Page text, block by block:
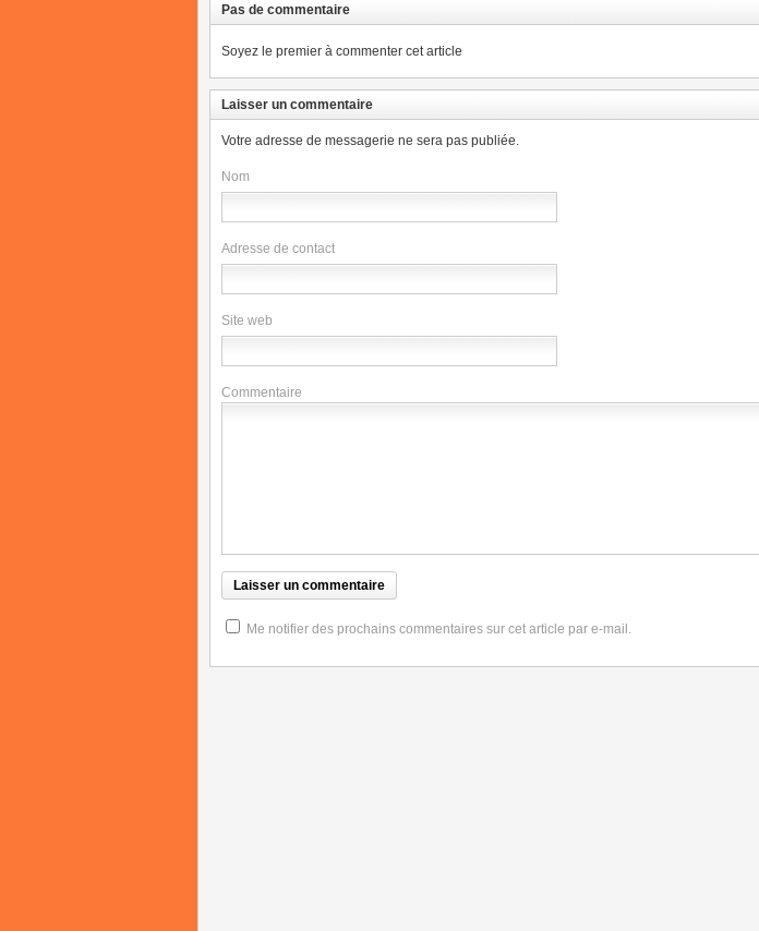
Pas de commentaire
Soyez le premier à commenter cet article
Laisser un commentaire
Votre adresse de messagerie ne sera pas publiée.
Nom
Adresse de contact
Site web
Commentaire
Me notifier des prochains commentaires sur cet article par e-mail.